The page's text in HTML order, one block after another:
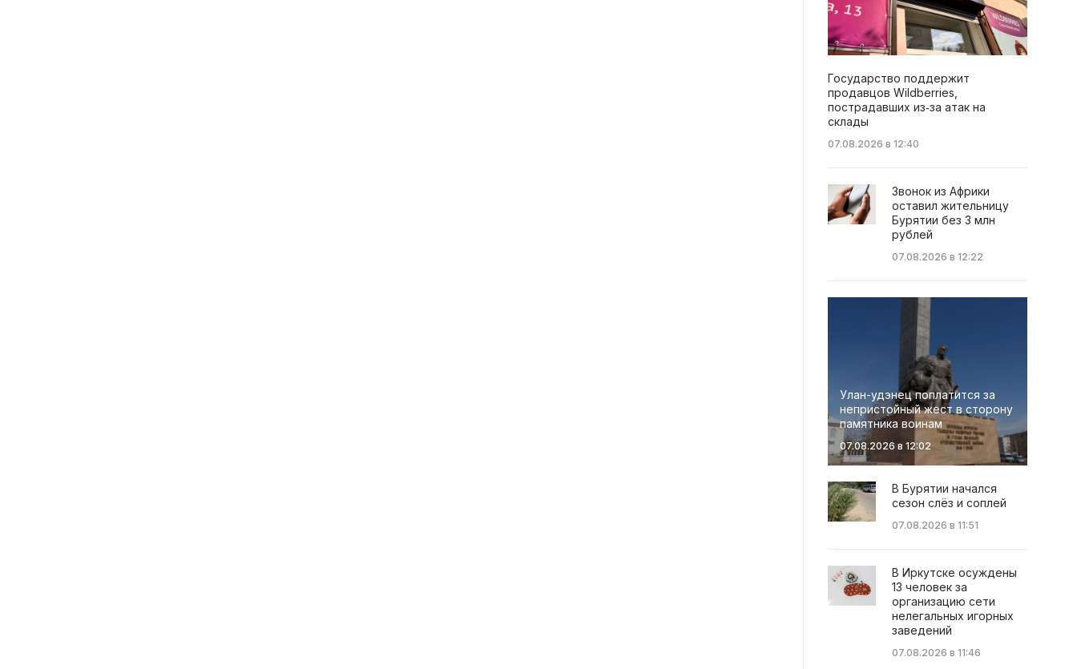
Государство поддержит
продавцов Wildberries,
пострадавших из‑за атак на
склады
07.08.2026 в 12:40
Звонок из Африки
оставил жительницу
Бурятии без 3 млн
рублей
07.08.2026 в 12:22
Улан-удэнец поплатится за
непристойный жест в сторону
памятника воинам
07.08.2026 в 12:02
В Бурятии начался
сезон слёз и соплей
07.08.2026 в 11:51
В Иркутске осуждены
13 человек за
организацию сети
нелегальных игорных
заведений
07.08.2026 в 11:46